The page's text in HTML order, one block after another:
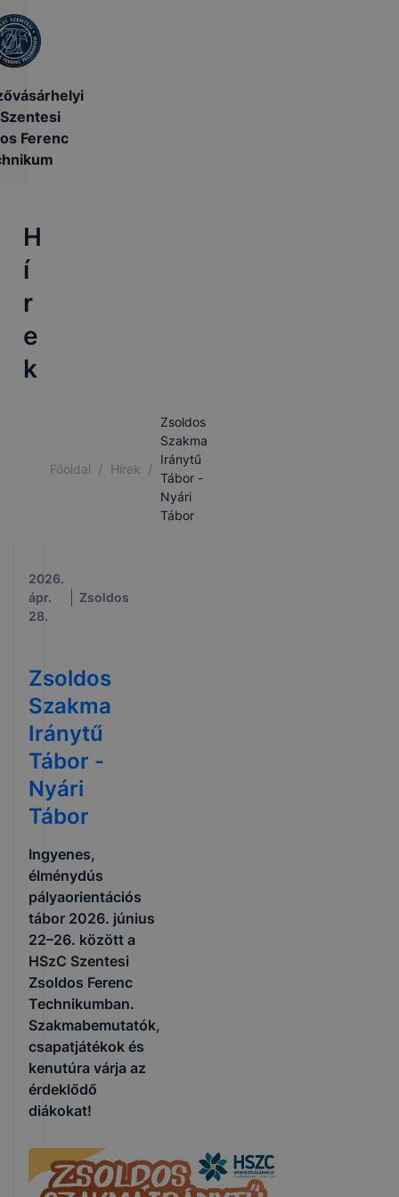
Ferenc
H
í
r
e
k
Főoldal / Hírek /
Zsoldos
Szakma
Iránytű
Tábor -
Nyári
Tábor
2026.
ápr.
28.
Zsoldos
Zsoldos
Szakma
Iránytű
Tábor -
Nyári
Tábor
Ingyenes,
élménydús
pályaorientációs
tábor 2026. június
22–26. között a
HSzC Szentesi
Zsoldos Ferenc
Technikumban.
Szakmabemutatók,
csapatjátékok és
kenutúra várja az
érdeklődő
diákokat!